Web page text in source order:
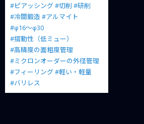
#ピアッシング #切削 #研削
#冷間鍛造 #アルマイト
#φ16～φ30
#摺動性（低ミュー）
#高精度の面粗度管理
#ミクロンオーダーの外径管理
#フィーリング #軽い・軽量
#バリレス